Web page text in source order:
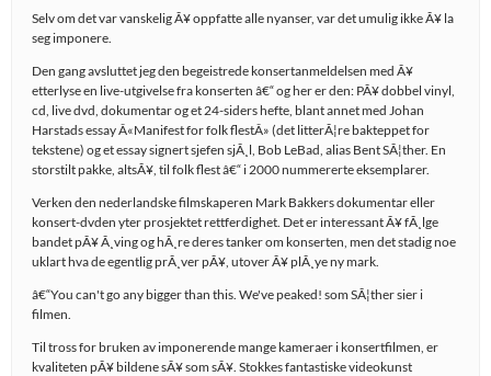
Selv om det var vanskelig Ã¥ oppfatte alle nyanser, var det umulig ikke Ã¥ la
seg imponere.
Den gang avsluttet jeg den begeistrede konsertanmeldelsen med Ã¥
etterlyse en live-utgivelse fra konserten â€“ og her er den: PÃ¥ dobbel vinyl,
cd, live dvd, dokumentar og et 24-siders hefte, blant annet med Johan
Harstads essay Â«Manifest for folk flestÂ» (det litterÃ¦re bakteppet for
tekstene) og et essay signert sjefen sjÃ¸l, Bob LeBad, alias Bent SÃ¦ther. En
storstilt pakke, altsÃ¥, til folk flest â€“ i 2000 nummererte eksemplarer.
Verken den nederlandske filmskaperen Mark Bakkers dokumentar eller
konsert-dvden yter prosjektet rettferdighet. Det er interessant Ã¥ fÃ¸lge
bandet pÃ¥ Ã¸ving og hÃ¸re deres tanker om konserten, men det stadig noe
uklart hva de egentlig prÃ¸ver pÃ¥, utover Ã¥ plÃ¸ye ny mark.
â€“You can't go any bigger than this. We've peaked! som SÃ¦ther sier i
filmen.
Til tross for bruken av imponerende mange kameraer i konsertfilmen, er
kvaliteten pÃ¥ bildene sÃ¥ som sÃ¥. Stokkes fantastiske videokunst